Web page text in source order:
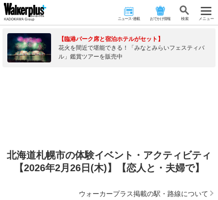
ニュース･連載 おでかけ情報 検 索 メニュー
【臨港パーク席と宿泊ホテルがセット】
花火を間近で堪能できる！「みなとみらいフェスティバ
ル」鑑賞ツアーを販売中
北海道札幌市の体験イベント・アクティビティ
【2026年2月26日(木)】【恋人と・夫婦で】
ウォーカープラス掲載の駅・路線について